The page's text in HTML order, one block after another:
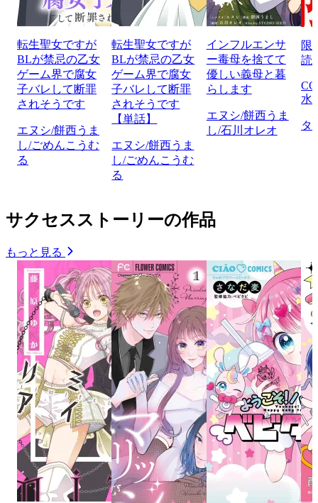
転生聖女ですが
BLが禁忌の乙女
ゲーム界で腐女
子バレして断罪
されそうです
エヌシ/餅西うま
し/ごめんこうむ
る
転生聖女ですが
BLが禁忌の乙女
ゲーム界で腐女
子バレして断罪
されそうです
【単話】
エヌシ/餅西うま
し/ごめんこうむ
る
インフルエンサ
ー毒母を捨てて
優しい義母と暮
らします
エヌシ/餅西うま
し/石川オレオ
限
読
水
タ
サクセスストーリーの作品
もっと見る